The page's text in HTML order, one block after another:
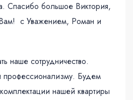
Спасибо большое Виктория,
с Уважением, Роман и
наше сотрудничество.
профессионализму. Будем
нашей квартиры